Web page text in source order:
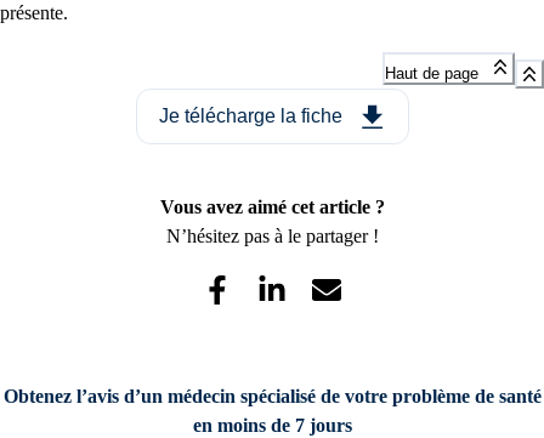
présente.
Haut de page
Je télécharge la fiche
Vous avez aimé cet article ?
N’hésitez pas à le partager !
Obtenez l’avis d’un médecin spécialisé de votre problème de santé
en moins de 7 jours